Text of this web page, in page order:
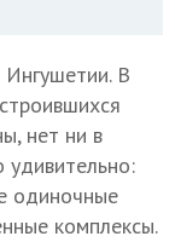
В
нет ни в
удивительно:
одиночные
комплексы.